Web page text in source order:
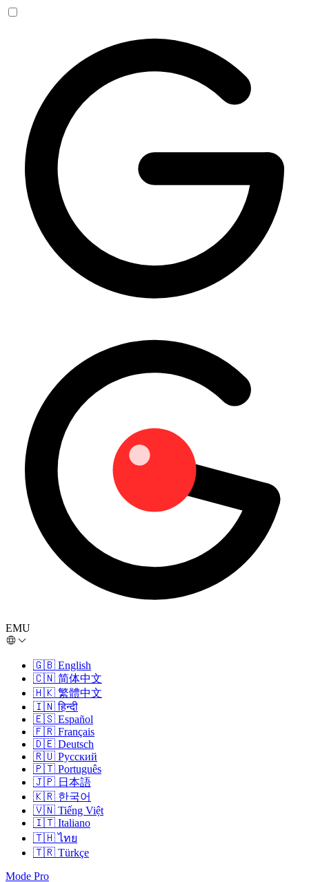
EMU
🇬🇧 English
🇨🇳 简体中文
🇭🇰 繁體中文
🇮🇳 हिन्दी
🇪🇸 Español
🇫🇷 Français
🇩🇪 Deutsch
🇷🇺 Русский
🇵🇹 Português
🇯🇵 日本語
🇰🇷 한국어
🇻🇳 Tiếng Việt
🇮🇹 Italiano
🇹🇭 ไทย
🇹🇷 Türkçe
Mode Pro